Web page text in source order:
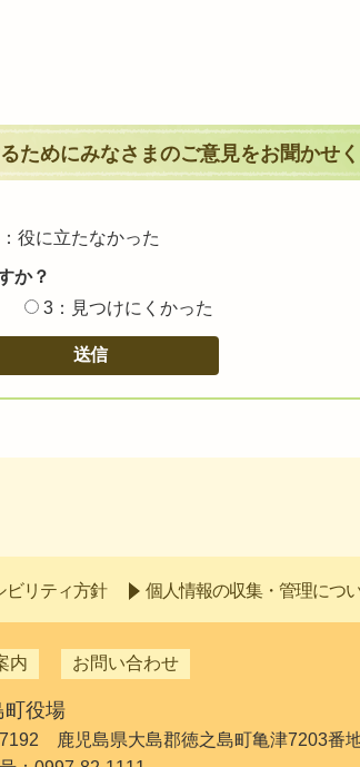
ためにみなさまのご意見をお聞かせ
役に立たなかった
か？
3：見つけにくかった
ビリティ方針 個人情報の収集・管理につ
内 お問い合わせ
町役場
鹿児島県大島郡徳之島町亀津7203番